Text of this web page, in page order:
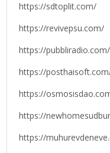
https://sdtoplit.com/
https://revivepsu.com/
https://pubbliradio.com/
https://
https://
https://
https://